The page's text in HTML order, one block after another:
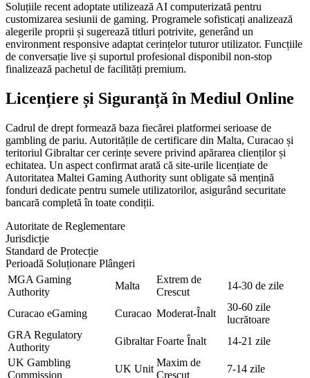
Soluțiile recent adoptate utilizează AI computerizată pentru
customizarea sesiunii de gaming. Programele sofisticați analizează
alegerile proprii și sugerează titluri potrivite, generând un
environment responsive adaptat cerințelor tuturor utilizator. Funcțiile
de conversație live și suportul profesional disponibil non-stop
finalizează pachetul de facilități premium.
Licențiere și Siguranță în Mediul Online
Cadrul de drept formează baza fiecărei platformei serioase de
gambling de pariu. Autoritățile de certificare din Malta, Curacao și
teritoriul Gibraltar cer cerințe severe privind apărarea clienților și
echitatea. Un aspect confirmat arată că site-urile licențiate de
Autoritatea Maltei Gaming Authority sunt obligate să mențină
fonduri dedicate pentru sumele utilizatorilor, asigurând securitate
bancară completă în toate condiții.
Autoritate de Reglementare
Jurisdicție
Standard de Protecție
Perioadă Soluționare Plângeri
MGA Gaming
Authority
Malta
Extrem de
Crescut
14-30 de zile
Curacao eGaming Curacao Moderat-Înalt
30-60 zile
lucrătoare
GRA Regulatory
Authority
Gibraltar Foarte Înalt
14-21 zile
UK Gambling
Commission
UK Unit
Maxim de
Crescut
7-14 zile